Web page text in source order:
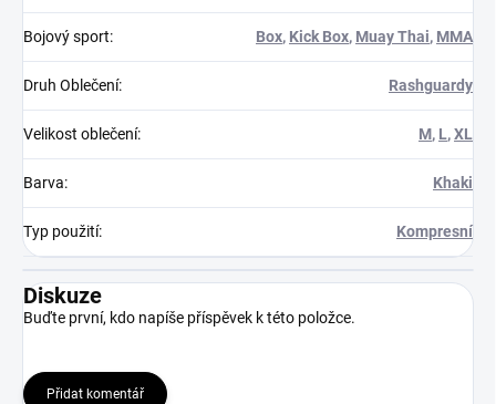
Bojový sport: Box, Kick Box, Muay Thai, MMA
Druh Oblečení: Rashguardy
Velikost oblečení: M, L,XL
Barva: Khaki
Typ použití: Kompresní
Diskuze
Buďte první, kdo napíše příspěvek k této položce.
Přidat komentář